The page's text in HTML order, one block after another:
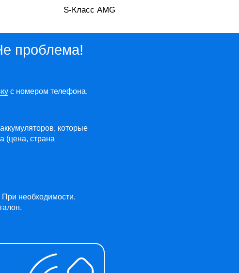
S-Класс AMG
проблема!
с номером телефона.
которые
(цена, страна
При необходимости,